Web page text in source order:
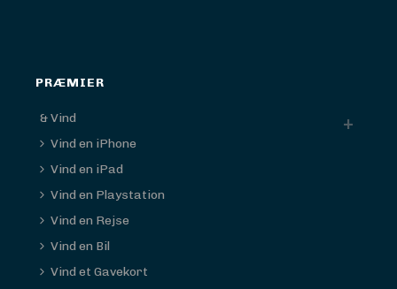
PRÆMIER
& Vind
Vind en iPhone
Vind en iPad
Vind en Playstation
Vind en Rejse
Vind en Bil
Vind et Gavekort